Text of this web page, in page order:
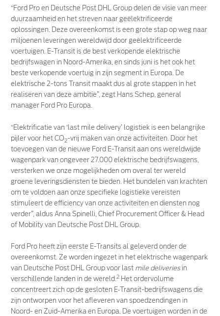
“Ford Pro en Deutsche Post DHL Group delen de visie van meer
duurzaamheid en het streven naar geëlektrificeerde
oplossingen. Deze overeenkomst is een grote stap op weg naar
miljoenen leveringen wereldwijd door geëlektrificeerde
voertuigen. E-Transit is de best verkopende elektrische
bedrijfswagen in Noord-Amerika, en sinds juni is het ook het
beste verkopende voertuig in zijn segment in Europa. De
elektrische 2-tons Transit maakt dus al grote stappen in het
realiseren van deze ambitie”, zegt Hans Schep, general
manager Ford Pro Europa.
“Elektrificatie van ‘last mile delivery’ logistiek is een belangrijke
pijler voor het CO2-vrij maken van onze activiteiten. Door het
toevoegen van de nieuwe Ford E-Transit aan ons wereldwijde
wagenpark van ongeveer 27.000 elektrische bedrijfswagens,
versterken we onze mogelijkheden om overal ter wereld
groene leveringsdiensten te bieden. Het bundelen van krachten
om te voldoen aan onze specifieke logistieke vereisten
stimuleert de efficiency van onze activiteiten en diensten nog
verder”, aldus Anna Spinelli, Chief Procurement Officer & Head
of Mobility van Deutsche Post DHL Group.
Ford Pro heeft zijn eerste E-Transits al geleverd onder de
overeenkomst. Ze worden ingezet in het elektrische wagenpark
van Deutsche Post DHL Group voor last mile deliveriesin
verschillende landen in de wereld.2 Het ordervolume
concentreert zich op de gesloten E‑Transit-bedrijfswagens die
zijn ontworpen voor het afleveren van spoedzendingen in
Noord- en Zuid-Amerika en Europa. De voertuigen worden in de